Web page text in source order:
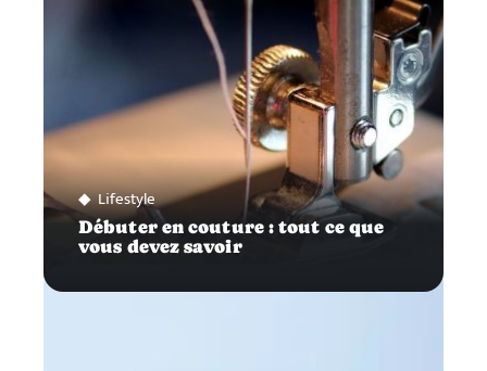
Lifestyle
Débuter en couture : tout ce que
vous devez savoir